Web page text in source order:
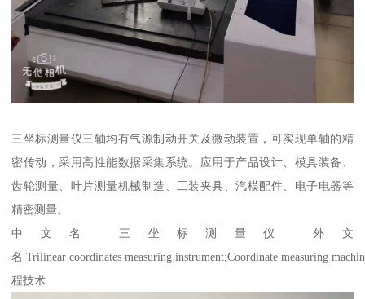
三坐标测量仪三轴均有气源制动开关及微动装置，可实现单轴的精
密传动，采用高性能数据采集系统。应用于产品设计、模具装备、
齿轮测量、叶片测量机械制造、工装夹具、汽模配件、电子电器等
精密测量。
中文名 三坐标测量仪 外文
名 Trilinear coordinates measuring instrument;Coordinate
程技术